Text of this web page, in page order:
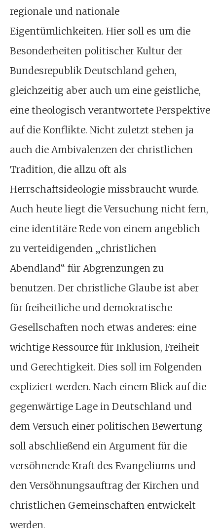
regionale und nationale
Eigentümlichkeiten. Hier soll es um die
Besonderheiten politischer Kultur der
Bundesrepublik Deutschland gehen,
gleichzeitig aber auch um eine geistliche,
eine theologisch verantwortete Perspektive
auf die Konflikte. Nicht zuletzt stehen ja
auch die Ambivalenzen der christlichen
Tradition, die allzu oft als
Herrschaftsideologie missbraucht wurde.
Auch heute liegt die Versuchung nicht fern,
eine identitäre Rede von einem angeblich
zu verteidigenden „christlichen
Abendland“ für Abgrenzungen zu
benutzen. Der christliche Glaube ist aber
für freiheitliche und demokratische
Gesellschaften noch etwas anderes: eine
wichtige Ressource für Inklusion, Freiheit
und Gerechtigkeit. Dies soll im Folgenden
expliziert werden. Nach einem Blick auf die
gegenwärtige Lage in Deutschland und
dem Versuch einer politischen Bewertung
soll abschließend ein Argument für die
versöhnende Kraft des Evangeliums und
den Versöhnungsauftrag der Kirchen und
christlichen Gemeinschaften entwickelt
werden.